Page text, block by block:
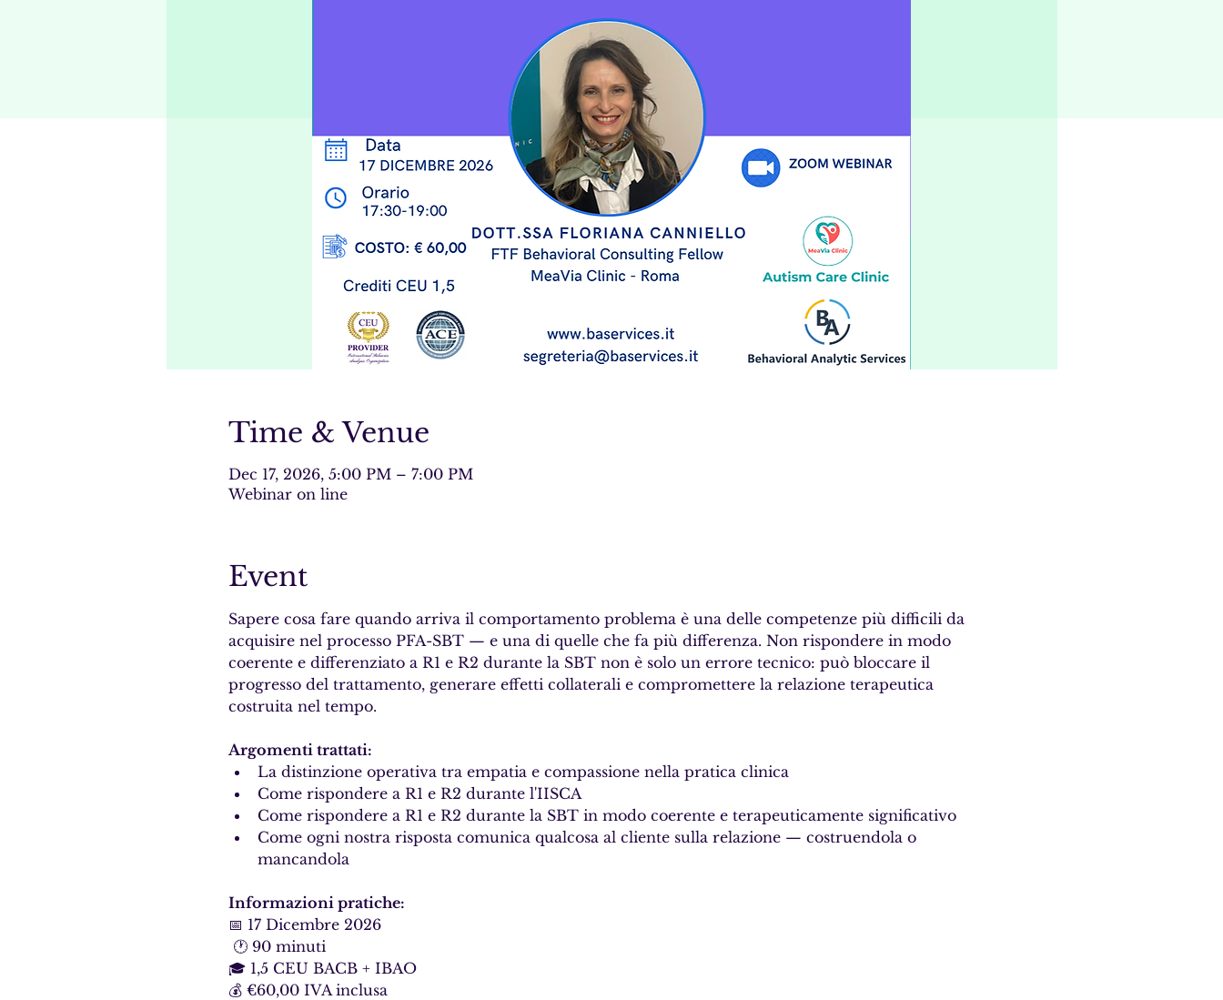
Time & Venue
Dec 17, 2026, 5:00 PM – 7:00 PM
Webinar on line
Event
Sapere cosa fare quando arriva il comportamento problema è una delle competenze più difficili da
acquisire nel processo PFA-SBT — e una di quelle che fa più differenza. Non rispondere in modo
coerente e differenziato a R1 e R2 durante la SBT non è solo un errore tecnico: può bloccare il
progresso del trattamento, generare effetti collaterali e compromettere la relazione terapeutica
costruita nel tempo.
Argomenti trattati:
La distinzione operativa tra empatia e compassione nella pratica clinica
Come rispondere a R1 e R2 durante l'IISCA
Come rispondere a R1 e R2 durante la SBT in modo coerente e terapeuticamente significativo
Come ogni nostra risposta comunica qualcosa al cliente sulla relazione — costruendola o
mancandola
Informazioni pratiche:
📅 17 Dicembre 2026
🕐 90 minuti
🎓 1,5 CEU BACB + IBAO
💰 €60,00 IVA inclusa